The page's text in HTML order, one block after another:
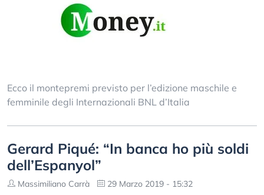
Ecco il montepremi previsto per l’edizione maschile e
femminile degli Internazionali BNL d’Italia
Gerard Piqué: “In banca ho più soldi
dell’Espanyol”
Massimiliano Carrà 29 Marzo 2019 - 15:32